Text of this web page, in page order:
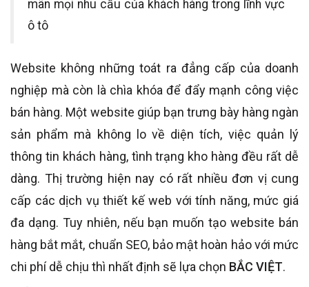
mãn mọi nhu cầu của khách hàng trong lĩnh vực
ô tô
Website không những toát ra đẳng cấp của doanh
nghiệp mà còn là chìa khóa để đẩy mạnh công việc
bán hàng. Một website giúp bạn trưng bày hàng ngàn
sản phẩm mà không lo về diện tích, việc quản lý
thông tin khách hàng, tình trạng kho hàng đều rất dễ
dàng. Thị trường hiện nay có rất nhiều đơn vị cung
cấp các dịch vụ thiết kế web với tính năng, mức giá
đa dạng. Tuy nhiên, nếu bạn muốn tạo website bán
hàng bắt mắt, chuẩn SEO, bảo mật hoàn hảo với mức
chi phí dễ chịu thì nhất định sẽ lựa chọn BẮC VIỆT.